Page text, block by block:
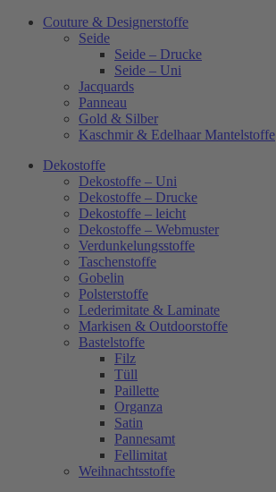
Couture & Designerstoffe
Seide
Seide – Drucke
Seide – Uni
Jacquards
Panneau
Gold & Silber
Kaschmir & Edelhaar Mantelstoffe
Dekostoffe
Dekostoffe – Uni
Dekostoffe – Drucke
Dekostoffe – leicht
Dekostoffe – Webmuster
Verdunkelungsstoffe
Taschenstoffe
Gobelin
Polsterstoffe
Lederimitate & Laminate
Markisen & Outdoorstoffe
Bastelstoffe
Filz
Tüll
Paillette
Organza
Satin
Pannesamt
Fellimitat
Weihnachtsstoffe